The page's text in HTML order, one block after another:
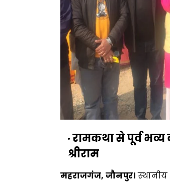
रामकथा से पूर्व
श्रीराम
महराजगंज, जौनपुर।